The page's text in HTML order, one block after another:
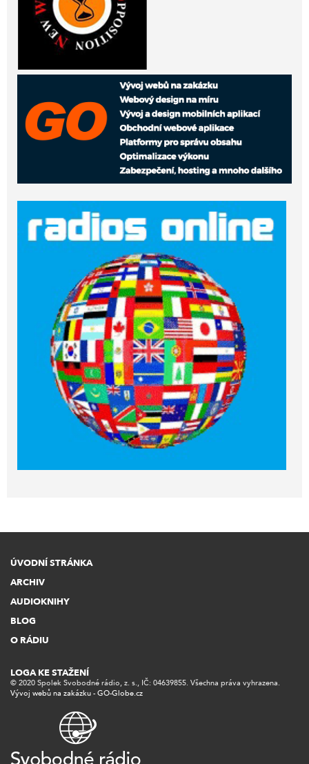
ÚVODNÍ STRÁNKA
ARCHIV
AUDIOKNIHY
BLOG
O RÁDIU
© 2020 Spolek Svobodné rádio, z. s., IČ: 04639855. Všechna práva vyhrazena.
Vývoj webů na zakázku - GO-Globe.cz
LOGA KE STAŽENÍ